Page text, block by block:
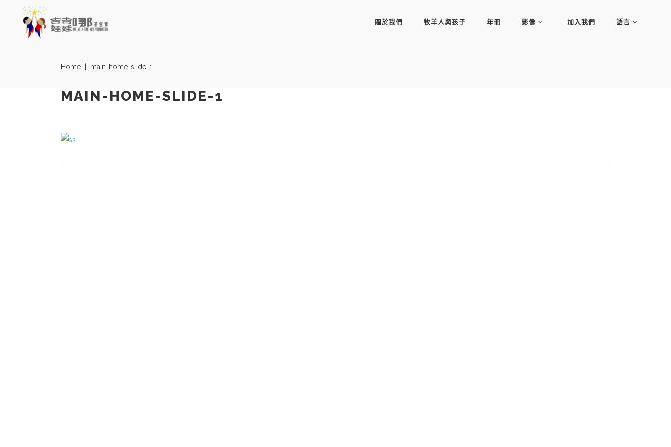
關於我們 牧羊人與孩子 年冊 影像 加入我們 語言
Home main-home-slide-1
MAIN-HOME-SLIDE-1